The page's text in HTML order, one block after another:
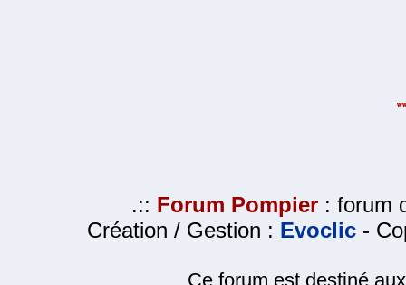
.:: Forum Pompier : forum
Création / Gestion : Evoclic -
Ce forum est destiné